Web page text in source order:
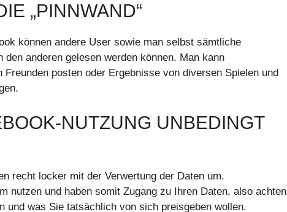
„PINNWAND“
können andere User sowie man selbst sämtliche
anderen gelesen werden können. Man kann
posten oder Ergebnisse von diversen Spielen und
NUTZUNG UNBEDINGT
recht locker mit der Verwertung der Daten um.
nutzen und haben somit Zugang zu Ihren Daten, also achten
und was Sie tatsächlich von sich preisgeben wollen.